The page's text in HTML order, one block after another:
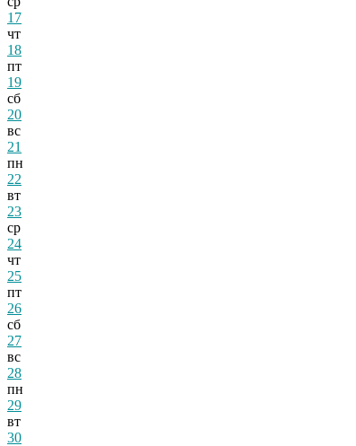
17
чт
18
пт
19
сб
20
вс
21
пн
22
вт
23
ср
24
чт
25
пт
26
сб
27
вс
28
пн
29
вт
30